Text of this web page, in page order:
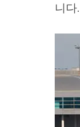
니다.